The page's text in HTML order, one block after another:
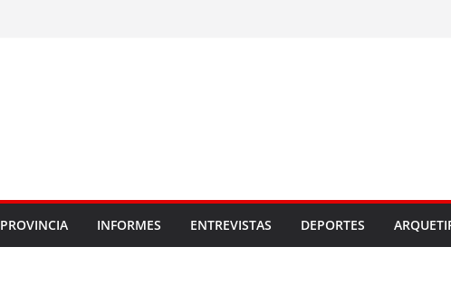
PROVINCIA INFORMES ENTREVISTAS DEPORTES